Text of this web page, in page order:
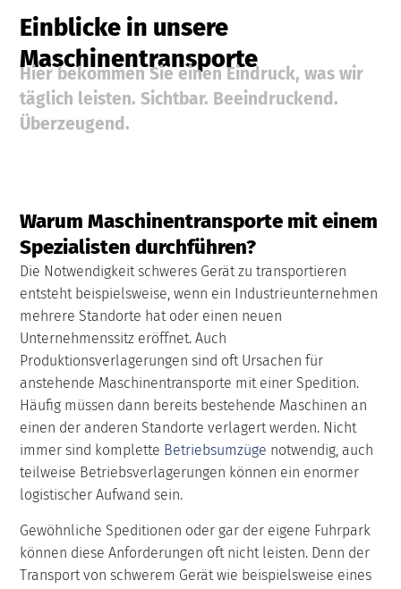
Einblicke in unsere
Maschinentransporte
Hier bekommen Sie einen Eindruck, was wir
täglich leisten. Sichtbar. Beeindruckend.
Überzeugend.
Warum Maschinentransporte mit einem
Spezialisten durchführen?
Die Notwendigkeit schweres Gerät zu transportieren
entsteht beispielsweise, wenn ein Industrieunternehmen
mehrere Standorte hat oder einen neuen
Unternehmenssitz eröffnet. Auch
Produktionsverlagerungen sind oft Ursachen für
anstehende Maschinentransporte mit einer Spedition.
Häufig müssen dann bereits bestehende Maschinen an
einen der anderen Standorte verlagert werden. Nicht
immer sind komplette Betriebsumzüge notwendig, auch
teilweise Betriebsverlagerungen können ein enormer
logistischer Aufwand sein.
Gewöhnliche Speditionen oder gar der eigene Fuhrpark
können diese Anforderungen oft nicht leisten. Denn der
Transport von schwerem Gerät wie beispielsweise eines